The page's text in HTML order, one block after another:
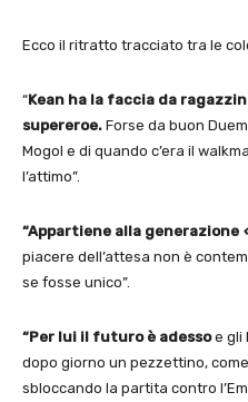
Ecco il ritratto tracciato tra le
“Kean ha la faccia da
supereroe. Forse da buon
Mogol e di quando c’era il
l’attimo”.
“Appartiene alla generazione
piacere dell’attesa non è
se fosse unico”.
“Per lui il futuro è adessoe gli
dopo giorno un pezzettino,
sbloccando la partita contro